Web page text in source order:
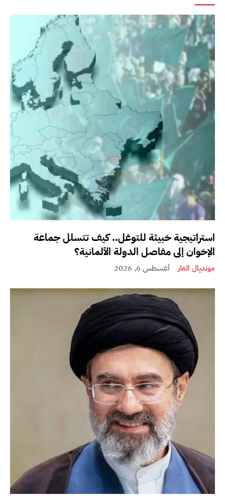
استراتيجية خبيثة للتوغل.. كيف تتسلل جماعة
الإخوان إلى مفاصل الدولة الألمانية؟
مونديال العار أغسطس 6, 2026